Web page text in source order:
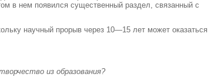
в нем появился существенный раздел, связанный с
научный прорыв через 10—15 лет может оказаться
из образования?